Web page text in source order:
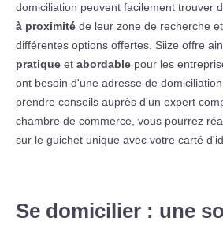
domiciliation peuvent facilement trouver
à proximité de leur zone de recherche
différentes options offertes. Siize offre
pratique et abordable pour les
ont besoin d'une adresse de
prendre conseils auprès d'un expert
chambre de commerce, vous pourrez
sur le guichet unique avec votre carté
Se domicilier : une